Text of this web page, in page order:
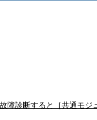
障診断すると［共通モジ